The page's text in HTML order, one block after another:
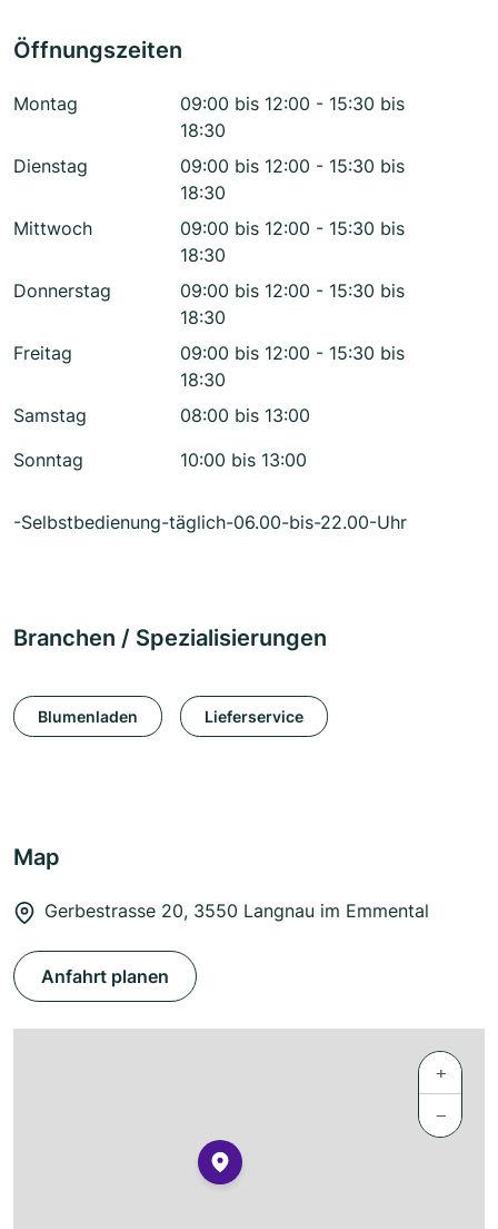
Öffnungszeiten
Montag
09:00 bis 12:00 - 15:30 bis
18:30
Dienstag
09:00 bis 12:00 - 15:30 bis
18:30
Mittwoch
09:00 bis 12:00 - 15:30 bis
18:30
Donnerstag
09:00 bis 12:00 - 15:30 bis
18:30
Freitag
09:00 bis 12:00 - 15:30 bis
18:30
Samstag
08:00 bis 13:00
Sonntag
10:00 bis 13:00
-Selbstbedienung-täglich-06.00-bis-22.00-Uhr
Branchen / Spezialisierungen
Blumenladen Lieferservice
Map
Gerbestrasse 20, 3550 Langnau im Emmental
Anfahrt planen
+
−